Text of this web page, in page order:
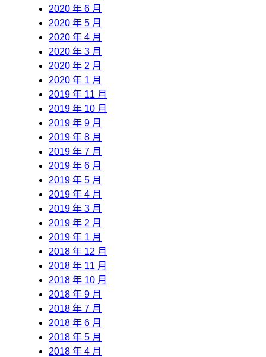
2020 年 6 月
2020 年 5 月
2020 年 4 月
2020 年 3 月
2020 年 2 月
2020 年 1 月
2019 年 11 月
2019 年 10 月
2019 年 9 月
2019 年 8 月
2019 年 7 月
2019 年 6 月
2019 年 5 月
2019 年 4 月
2019 年 3 月
2019 年 2 月
2019 年 1 月
2018 年 12 月
2018 年 11 月
2018 年 10 月
2018 年 9 月
2018 年 7 月
2018 年 6 月
2018 年 5 月
2018 年 4 月